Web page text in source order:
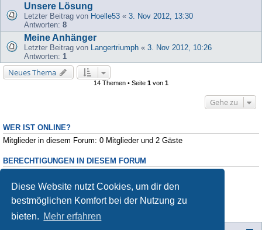
Diese Website nutzt Cookies, um dir den
bestmöglichen Komfort bei der Nutzung zu
bieten. Mehr erfahren
Unsere Lösung
Letzter Beitrag von Hoelle53 « 3. Nov 2012, 13:30
Antworten: 8
Meine Anhänger
Letzter Beitrag von Langertriumph « 3. Nov 2012, 10:26
Antworten: 1
Neues Thema
14 Themen • Seite 1 von 1
Gehe zu
WER IST ONLINE?
Mitglieder in diesem Forum: 0 Mitglieder und 2 Gäste
BERECHTIGUNGEN IN DIESEM FORUM
Du darfst keineAntworten zu Themen in diesem Forum erstellen.
Du darfst deine Beiträge in diesem Forum
Du darfst deine Beiträge in diesem Forumnichtlöschen.
Du darfst keineDateianhänge in diesem Forum erstellen.